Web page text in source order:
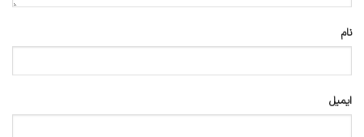
نام
ایمیل